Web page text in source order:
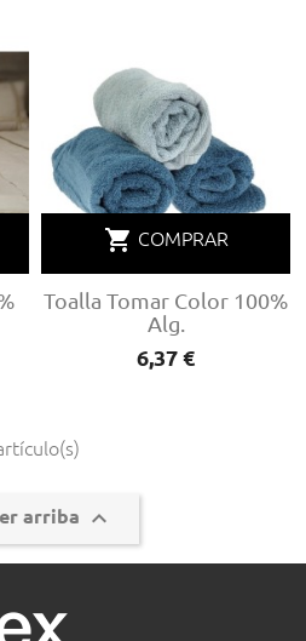
Toalla Tomar Color 100%
Alg.
Precio
6,37 €
shopping_cart COMPRAR
arriba 